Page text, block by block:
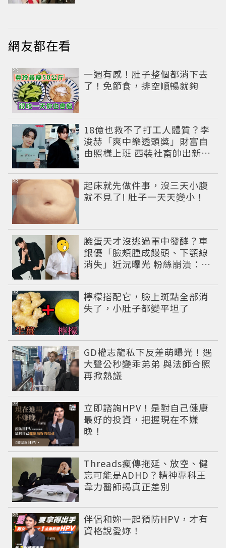
網友都在看
一週有感！肚子整個都消下去
了！免節食，排空順暢就夠
PR
18億也救不了打工人體質？李
浚赫「爽中樂透頭獎」財富自
由照樣上班 西裝社畜帥出新高
起床就先做件事，沒三天小腹
就不見了! 肚子一天天變小！
PR
臉蛋天才沒逃過軍中發酵？車
銀優「臉頰腫成饅頭、下顎線
消失」近況曝光 粉絲崩潰：空
檸檬搭配它，臉上斑點全部消
失了，小肚子都變平坦了
PR
GD權志龍私下反差萌曝光！遇
大聲公秒變乖弟弟 與法師合照
再掀熱議
立即諮詢HPV！是對自己健康
最好的投資，把握現在不嫌
晚！
PR
Threads瘋傳拖延、放空、健
忘可能是ADHD？精神專科王
韋力醫師揭真正差別
伴侶和妳一起預防HPV，才有
資格說愛妳！
PR